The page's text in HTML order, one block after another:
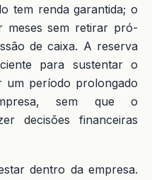
tem renda garantida; o
meses sem retirar pró-
de caixa. A reserva
para sustentar o
um período prolongado
sem que o
decisões financeiras
dentro da empresa.